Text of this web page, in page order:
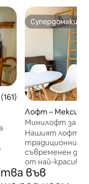
оценка: 4,85 от 5,
Супердомакин
Супердомакин
Лофт –
Минилофт за
Coyoacan Center
Нашият лофт
традиционния
съвременен
от най-
Койоакан, само
от къщата на
във